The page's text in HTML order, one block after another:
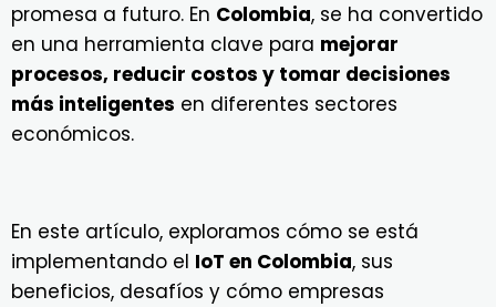
promesa a futuro. En Colombia, se ha convertido
en una herramienta clave para mejorar
procesos, reducir costos y tomar decisiones
más inteligentes en diferentes sectores
económicos.
En este artículo, exploramos cómo se está
implementando el IoT en Colombia, sus
beneficios, desafíos y cómo empresas